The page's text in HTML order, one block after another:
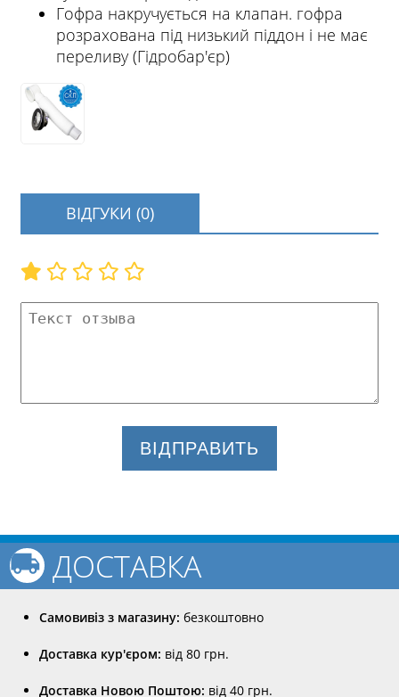
Гофра накручується на клапан. гофра
розрахована під низький піддон і не має
переливу (Гідробар'єр)
ВІДГУКИ (0)
ВІДПРАВИТЬ
ДОСТАВКА
Самовивіз з магазину: безкоштовно
Доставка кур'єром: від 80 грн.
Доставка Новою Поштою: від 40 грн.